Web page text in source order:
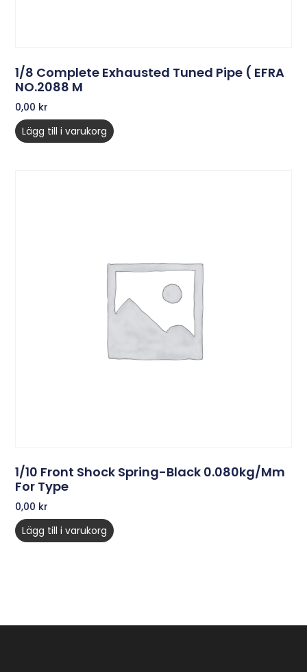
1/8 Complete Exhausted Tuned Pipe ( EFRA
NO.2088 M
0,00 kr
Lägg till i varukorg
1/10 Front Shock Spring-Black 0.080kg/mm
For Type
0,00 kr
Lägg till i varukorg